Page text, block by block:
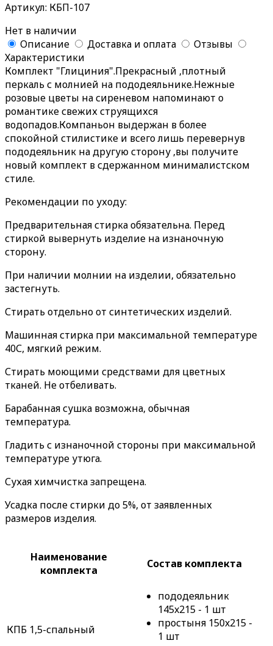
Артикул: КБП-107
Нет в наличии
Описание
Доставка и оплата
Отзывы
Характеристики
Комплект "Глициния".Прекрасный ,плотный
перкаль с молнией на пододеяльнике.Нежные
розовые цветы на сиреневом напоминают о
романтике свежих струящихся
водопадов.Компаньон выдержан в более
спокойной стилистике и всего лишь перевернув
пододеяльник на другую сторону ,вы получите
новый комплект в сдержанном минималистском
стиле.
Рекомендации по уходу:
Предварительная стирка обязательна. Перед
стиркой вывернуть изделие на изнаночную
сторону.
При наличии молнии на изделии, обязательно
застегнуть.
Стирать отдельно от синтетических изделий.
Машинная стирка при максимальной температуре
40С, мягкий режим.
Стирать моющими средствами для цветных
тканей. Не отбеливать.
Барабанная сушка возможна, обычная
температура.
Гладить с изнаночной стороны при максимальной
температуре утюга.
Сухая химчистка запрещена.
Усадка после стирки до 5%, от заявленных
размеров изделия.
Наименование
комплекта
Состав комплекта
КПБ 1,5-спальный
пододеяльник
145x215 - 1 шт
простыня 150x215 -
1 шт